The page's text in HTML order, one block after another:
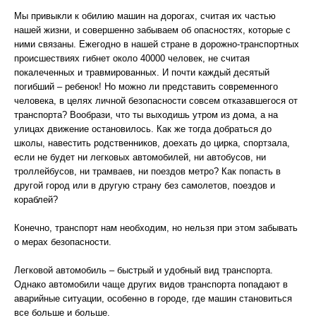
Мы привыкли к обилию машин на дорогах, считая их частью
нашей жизни, и совершенно забываем об опасностях, которые с
ними связаны. Ежегодно в нашей стране в дорожно-транспортных
происшествиях гибнет около 40000 человек, не считая
покалеченных и травмированных. И почти каждый десятый
погибший – ребенок! Но можно ли представить современного
человека, в целях личной безопасности совсем отказавшегося от
транспорта? Вообрази, что ты выходишь утром из дома, а на
улицах движение остановилось. Как же тогда добраться до
школы, навестить родственников, доехать до цирка, спортзала,
если не будет ни легковых автомобилей, ни автобусов, ни
троллейбусов, ни трамваев, ни поездов метро? Как попасть в
другой город или в другую страну без самолетов, поездов и
кораблей?
Конечно, транспорт нам необходим, но нельзя при этом забывать
о мерах безопасности.
Легковой автомобиль – быстрый и удобный вид транспорта.
Однако автомобили чаще других видов транспорта попадают в
аварийные ситуации, особенно в городе, где машин становиться
все больше и больше.